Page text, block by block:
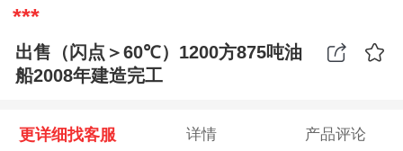
***
出售（闪点＞60℃）1200方875吨油
船2008年建造完工
更详细找客服 详情 产品评论